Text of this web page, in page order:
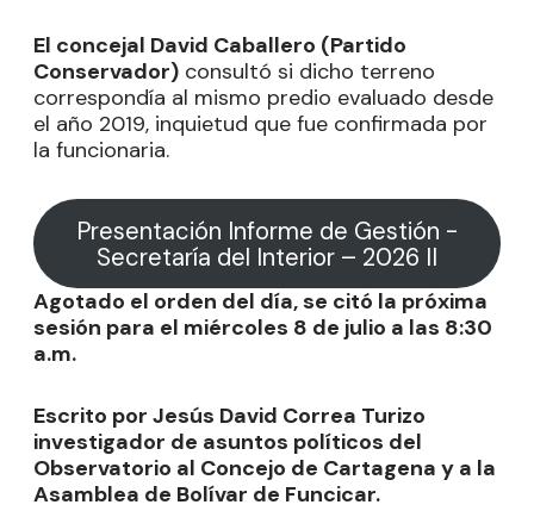
El concejal David Caballero (Partido
Conservador) consultó si dicho terreno
correspondía al mismo predio evaluado desde
el año 2019, inquietud que fue confirmada por
la funcionaria.
Presentación Informe de Gestión -
Secretaría del Interior – 2026 II
Agotado el orden del día, se citó la próxima
sesión para el miércoles 8 de julio a las 8:30
a.m.
Escrito por Jesús David Correa Turizo
investigador de asuntos políticos del
Observatorio al Concejo de Cartagena y a la
Asamblea de Bolívar de Funcicar.